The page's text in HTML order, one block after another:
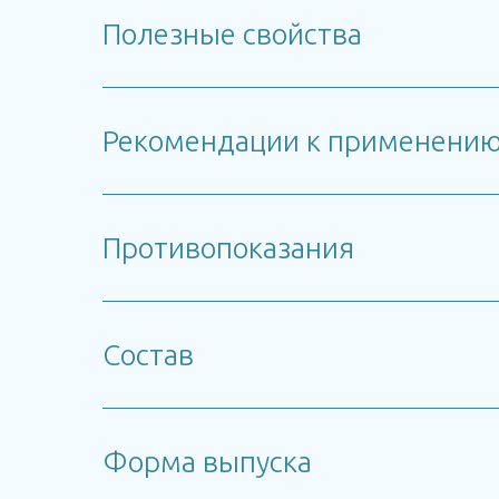
Полезные свойства
Рекомендации к
Противопоказания
Состав
Форма выпуска